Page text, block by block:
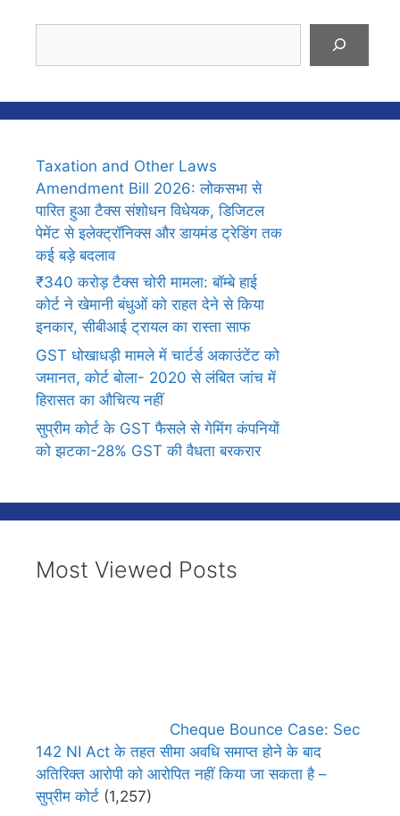
Taxation and Other Laws
Amendment Bill 2026: लोकसभा से
पारित हुआ टैक्स संशोधन विधेयक, डिजिटल
पेमेंट से इलेक्ट्रॉनिक्स और डायमंड ट्रेडिंग तक
कई बड़े बदलाव
₹340 करोड़ टैक्स चोरी मामला: बॉम्बे हाई
कोर्ट ने खेमानी बंधुओं को राहत देने से किया
इनकार, सीबीआई ट्रायल का रास्ता साफ
GST धोखाधड़ी मामले में चार्टर्ड अकाउंटेंट को
जमानत, कोर्ट बोला- 2020 से लंबित जांच में
हिरासत का औचित्य नहीं
सुप्रीम कोर्ट के GST फैसले से गेमिंग कंपनियों
को झटका-28% GST की वैधता बरकरार
Most Viewed Posts
Cheque Bounce Case: Sec
142 NI Act के तहत सीमा अवधि समाप्त होने के बाद
अतिरिक्त आरोपी को आरोपित नहीं किया जा सकता है –
सुप्रीम कोर्ट (1,257)